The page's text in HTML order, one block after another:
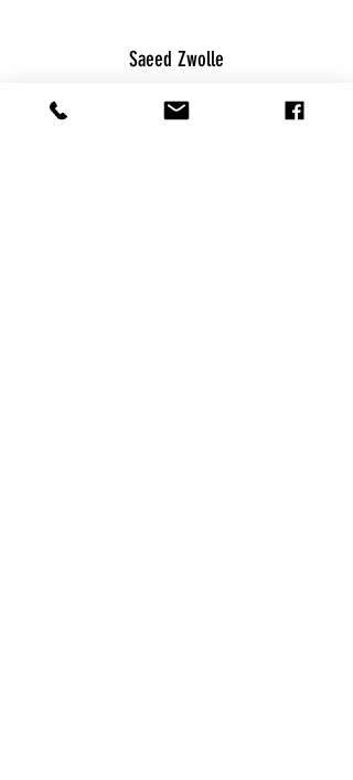
Saeed Zwolle
Burg. Drijbersingel 25